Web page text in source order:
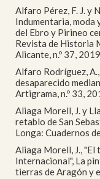
Alfaro Pérez, F. J. y
Indumentaria, moda
del Ebro y Pirineo
Revista de Historia
Alicante, n.º 37,
Alfaro Rodríguez,
desaparecido
Artigrama, n.º 33,
Aliaga Morell, J. y
retablo de San
Longa: Cuadernos
Aliaga Morell, J., "El
Internacional", La
tierras de Aragón y